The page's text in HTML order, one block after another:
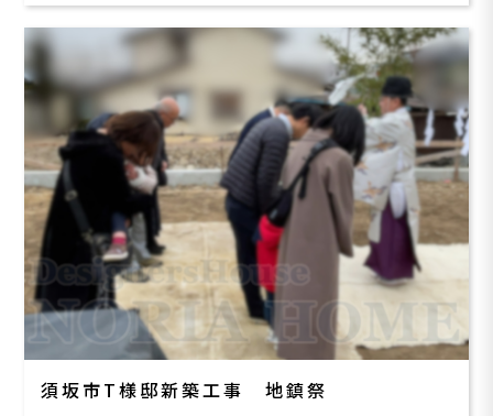
須坂市T様邸新築工事 地鎮祭